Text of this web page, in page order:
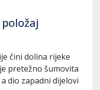
čini dolina rijeke
pretežno šumovita
dio zapadni dijelovi